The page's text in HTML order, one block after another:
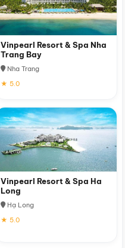
Vinpearl Resort & Spa Nha
Trang Bay
Nha Trang
★ 5.0
Vinpearl Resort & Spa Ha
Long
Hạ Long
★ 5.0